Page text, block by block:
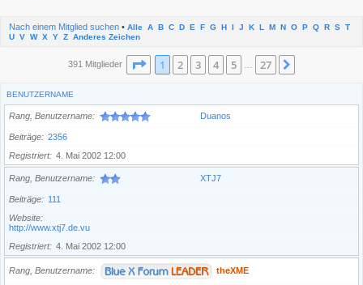
Nach einem Mitglied suchen • Alle A B C D E F G H I J K L M N O P Q R S T
U V W X Y Z Anderes Zeichen
391 Mitglieder Seite 1von 27
1 2 3 4 5 27
BENUTZERNAME
Rang, Benutzername Duanos
Beiträge
2356
Registriert
4. Mai 2002 12:00
Rang, Benutzername XTJ7
Beiträge
111
Website
http://www.xtj7.de.vu
Registriert
4. Mai 2002 12:00
Rang, Benutzername theXME